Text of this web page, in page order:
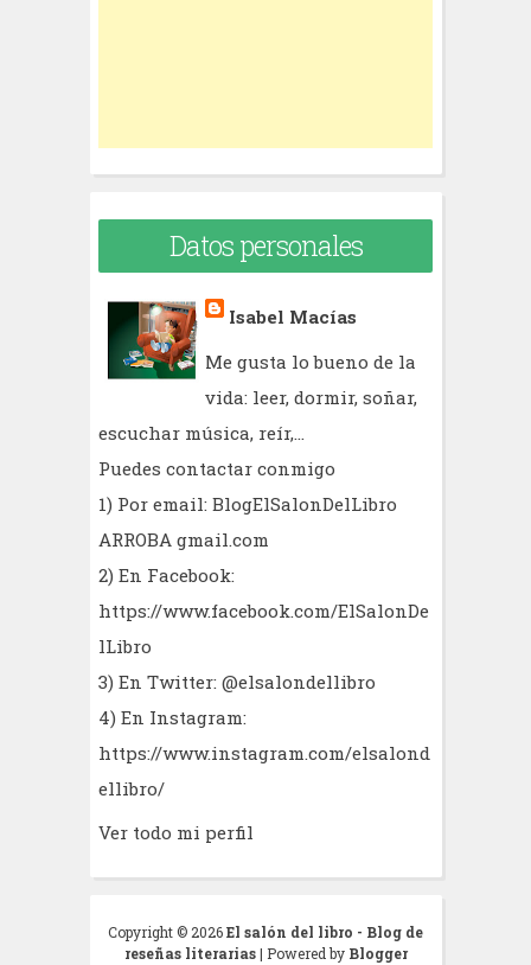
Datos personales
Isabel Macías
Me gusta lo bueno de la
vida: leer, dormir, soñar,
escuchar música, reír,...
Puedes contactar conmigo
1) Por email: BlogElSalonDelLibro
ARROBA gmail.com
2) En Facebook:
https://www.facebook.com/ElSalonDe
lLibro
3) En Twitter: @elsalondellibro
4) En Instagram:
https://www.instagram.com/elsalond
ellibro/
Ver todo mi perfil
Copyright ©2026El salón del libro - Blog de
reseñas literarias| Powered by Blogger